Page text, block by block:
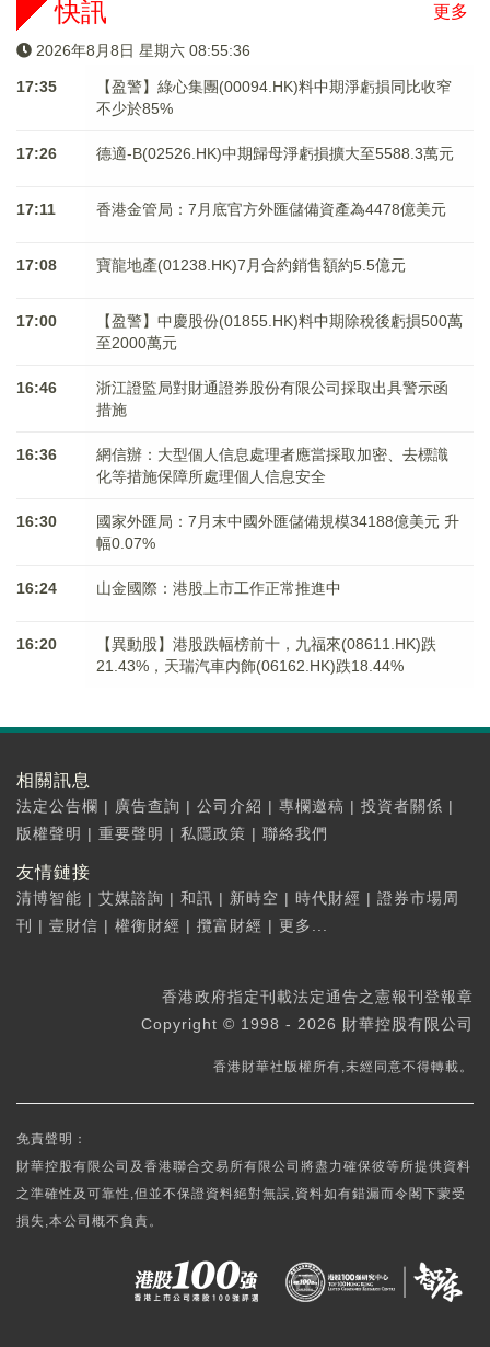
更多
快訊
2026年8月8日 星期六 08:55:36
17:35
【盈警】綠心集團(00094.HK)料中期淨虧損同比收窄
不少於85%
17:26 德適-B(02526.HK)中期歸母淨虧損擴大至5588.3萬元
17:11 香港金管局：7月底官方外匯儲備資產為4478億美元
17:08 寶龍地產(01238.HK)7月合約銷售額約5.5億元
17:00
【盈警】中慶股份(01855.HK)料中期除稅後虧損500萬
至2000萬元
16:46
浙江證監局對財通證券股份有限公司採取出具警示函
措施
16:36
網信辦：大型個人信息處理者應當採取加密、去標識
化等措施保障所處理個人信息安全
16:30
國家外匯局：7月末中國外匯儲備規模34188億美元 升
幅0.07%
16:24 山金國際：港股上市工作正常推進中
16:20
【異動股】港股跌幅榜前十，九福來(08611.HK)跌
21.43%，天瑞汽車内飾(06162.HK)跌18.44%
相關訊息
法定公告欄 | 廣告查詢 | 公司介紹 | 專欄邀稿 | 投資者關係 |
版權聲明 | 重要聲明 | 私隱政策 | 聯絡我們
友情鏈接
清博智能 | 艾媒諮詢 | 和訊 | 新時空 | 時代財經 | 證券市場周
刊
| 壹財信 | 權衡財經 | 攬富財經 | 更多...
香港政府指定刊載法定通告之憲報刊登報章
Copyright © 1998 - 2026 財華控股有限公司
香港財華社版權所有,未經同意不得轉載。
免責聲明：
財華控股有限公司及香港聯合交易所有限公司將盡力確保彼等所提供資料
之準確性及可靠性,但並不保證資料絕對無誤,資料如有錯漏而令閣下蒙受
損失,本公司概不負責。